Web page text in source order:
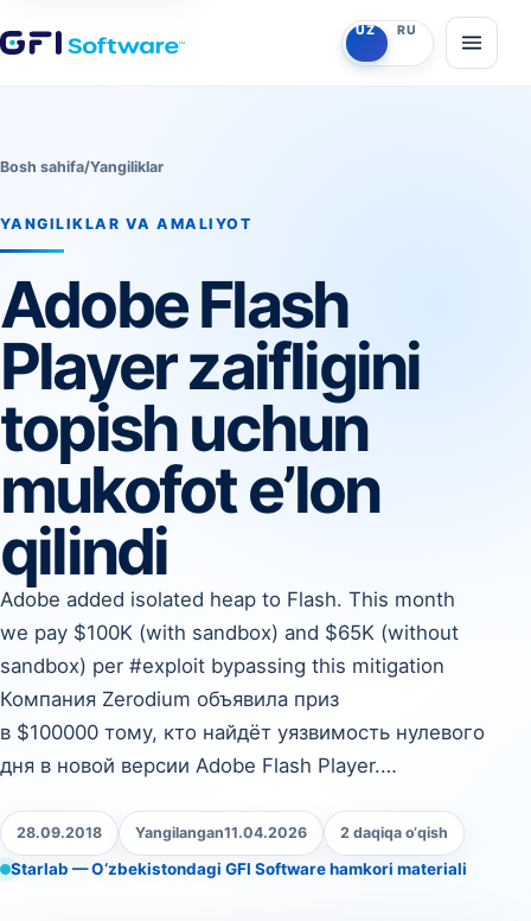
UZO‘zbekcha
RU Ruscha
Bosh sahifa/Yangiliklar
YANGILIKLAR VA AMALIYOT
Adobe Flash
Player zaifligini
topish uchun
mukofot eʼlon
qilindi
Adobe added isolated heap to Flash. This month
we pay $100K (with sandbox) and $65K (without
sandbox) per #exploit bypassing this mitigation
Компания Zerodium объявила приз
в $100000 тому, кто найдёт уязвимость нулевого
дня в новой версии Adobe Flash Player.…
28.09.2018 Yangilangan11.04.2026 2 daqiqa o‘qish
Starlab — O‘zbekistondagi GFI Software hamkori materiali